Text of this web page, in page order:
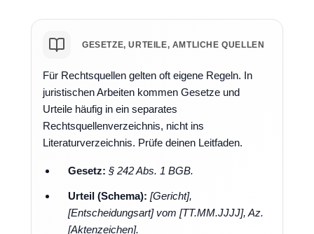
GESETZE, URTEILE, AMTLICHE QUELLEN
Für Rechtsquellen gelten oft eigene Regeln. In
juristischen Arbeiten kommen Gesetze und
Urteile häufig in ein separates
Rechtsquellenverzeichnis, nicht ins
Literaturverzeichnis. Prüfe deinen Leitfaden.
Gesetz: § 242 Abs. 1 BGB.
Urteil (Schema): [Gericht],
[Entscheidungsart] vom [TT.MM.JJJJ], Az.
[Aktenzeichen].